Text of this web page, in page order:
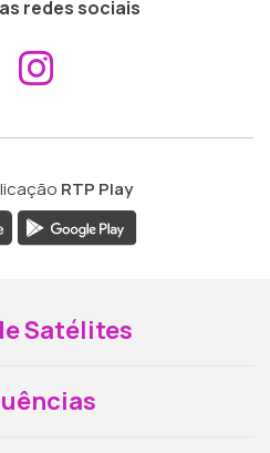
redes sociais
Aceder ao
RTP Play
Satélites